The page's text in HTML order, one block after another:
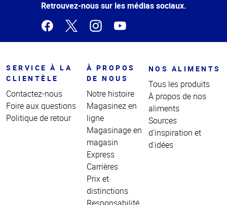
Retrouvez-nous sur les médias sociaux.
SERVICE À LA
CLIENTÈLE
Contactez-nous
Foire aux questions
Politique de retour
À PROPOS
DE NOUS
Notre histoire
Magasinez en
ligne
Magasinage en
magasin
Express
Carrières
Prix et
distinctions
NOS ALIMENTS
Tous les produits
À propos de nos
aliments
Sources
d'inspiration et
d'idées